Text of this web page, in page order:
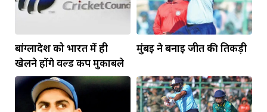
बांग्लादेश को भारत में ही
खेलने होंगे वर्ल्ड कप मुकाबले
मुंबई ने बनाई जीत की तिकड़ी